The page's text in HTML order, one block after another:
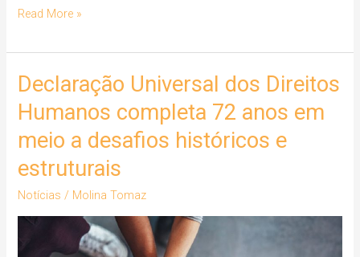
Read More »
Declaração Universal dos Direitos
Humanos completa 72 anos em
meio a desafios históricos e
estruturais
Notícias / Molina Tomaz
Declaração
Universal
dos
Direitos
Humanos
completa